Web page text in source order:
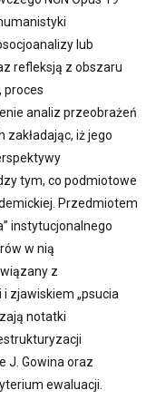
lub
refleksją z obszaru
proces
analiz przeobrażeń
iż jego
tym, co podmiotowe
Przedmiotem
instytucjonalnego
w nią
z
zjawiskiem „psucia
notatki
J. Gowina oraz
ewaluacji.